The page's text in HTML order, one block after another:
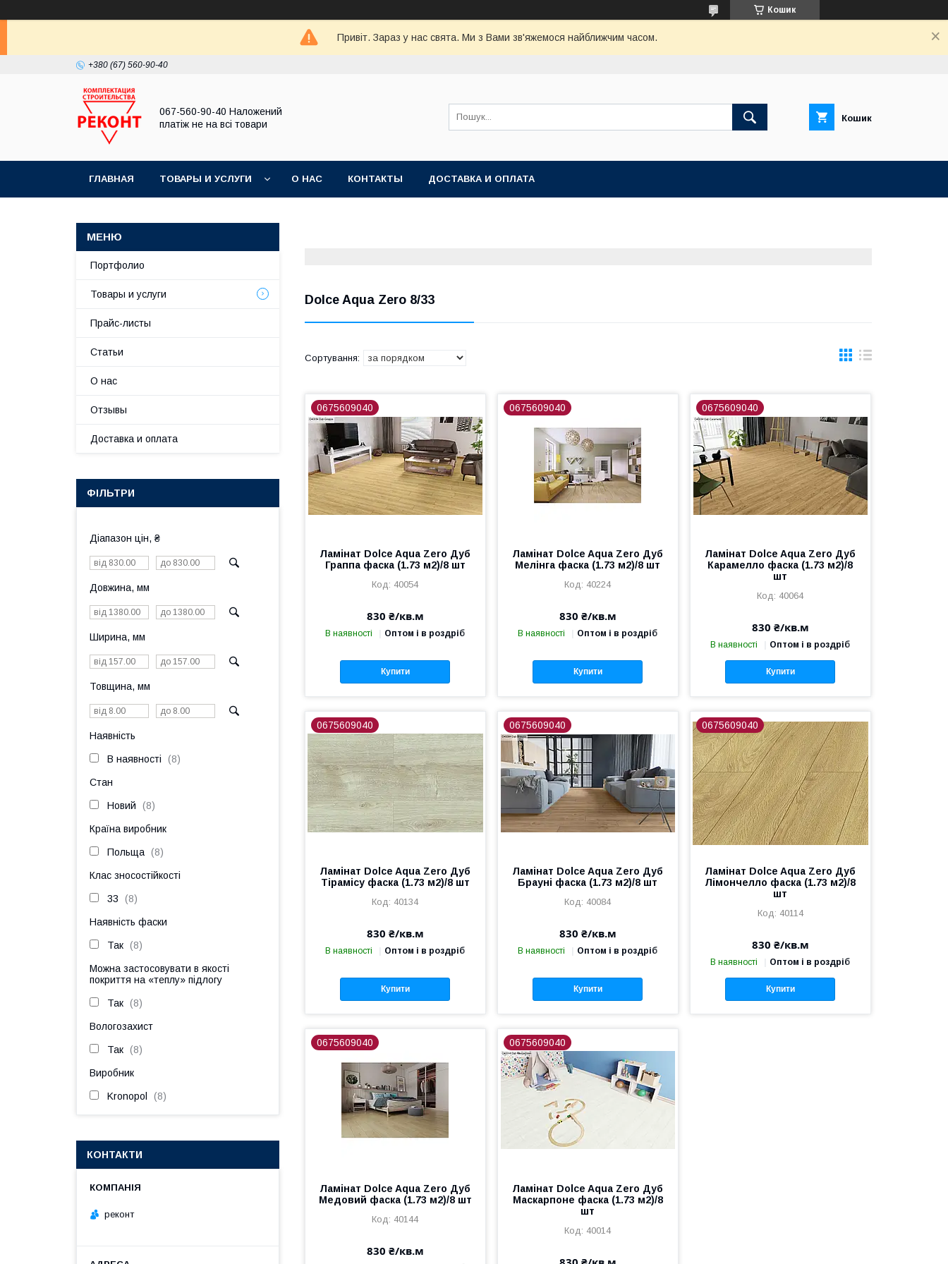
Кошик
Привіт. Зараз у нас свята. Ми з Вами зв'яжемося найближчим часом.
+380 (67) 560-90-40
067-560-90-40 Наложений
платіж не на всі товари
Кошик
ГЛАВНАЯ ТОВАРЫ И УСЛУГИ О НАС КОНТАКТЫ ДОСТАВКА И ОПЛАТА
Dolce Aqua Zero 8/33
0675609040
Ламінат Dolce Aqua Zero Дуб
Граппа фаска (1.73 м2)/8 шт
40054
830 ₴/кв.м
В наявності Оптом і в роздріб
Купити
0675609040
Ламінат Dolce Aqua Zero Дуб
Мелінга фаска (1.73 м2)/8 шт
40224
830 ₴/кв.м
В наявності Оптом і в роздріб
Купити
0675609040
Ламінат Dolce Aqua Zero Дуб
Карамелло фаска (1.73 м2)/8
шт
40064
830 ₴/кв.м
В наявності Оптом і в роздріб
Купити
0675609040
Ламінат Dolce Aqua Zero Дуб
Тірамісу фаска (1.73 м2)/8 шт
40134
830 ₴/кв.м
В наявності Оптом і в роздріб
Купити
0675609040
Ламінат Dolce Aqua Zero Дуб
Брауні фаска (1.73 м2)/8 шт
40084
830 ₴/кв.м
В наявності Оптом і в роздріб
Купити
0675609040
Ламінат Dolce Aqua Zero Дуб
Лімончелло фаска (1.73 м2)/8
шт
40114
830 ₴/кв.м
В наявності Оптом і в роздріб
Купити
0675609040
Ламінат Dolce Aqua Zero Дуб
Медовий фаска (1.73 м2)/8 шт
40144
830 ₴/кв.м
0675609040
Ламінат Dolce Aqua Zero Дуб
Маскарпоне фаска (1.73 м2)/8
шт
40014
Портфолио
Товары и услуги
Прайс-листы
Статьи
О нас
Отзывы
Доставка и оплата
ФІЛЬТРИ
Діапазон цін, ₴
Довжина, мм
Ширина, мм
Товщина, мм
Наявність
В наявності 8
Стан
Новий 8
Країна виробник
Польща 8
Клас зносостійкості
33 8
Наявність фаски
Так 8
Можна застосовувати в якості
покриття на «теплу» підлогу
Так 8
Вологозахист
Так 8
Виробник
Kronopol 8
КОНТАКТИ
реконт